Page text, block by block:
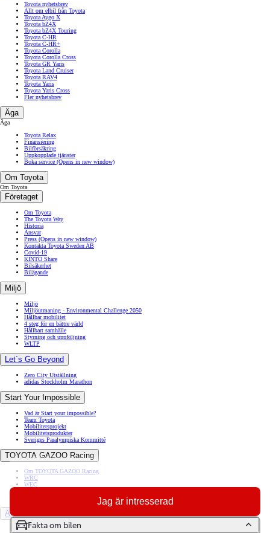
Jag är intresserad
Fakta om bilen
Toyota nyhetsbrev
Allt om elbil från Toyota
Toyota Aygo X
Toyota bZ4X
Toyota bZ4X Touring
Toyota C-HR
Toyota C-HR+
Toyota Corolla
Toyota Corolla Cross
Toyota GR Yaris
Toyota Land Cruiser
Toyota RAV4
Toyota Yaris
Toyota Yaris Cross
Fler nyhetsbrev
Äga
Äga
Toyota Relax
Finansiering
Bilförsäkring
Uppkopplade tjänster
Boka service (Opens in new window)
Om Toyota
Om Toyota
Företaget
Om Toyota
The Toyota Way
Historia
Ansvar
Press (Opens in new window)
Kontakta Toyota Sweden AB
Covid-19
KINTO Share
Bilsäkerhet
Bilägande
Miljö
Miljö
Miljöutmaning - Environmental Challenge 2050
Hållbar mobilitet
4 steg för en bättre värld
Hållbart samhälle
Styrning och uppföljning
WLTP
Let´s Go Beyond
Zero City Utställning
adidas Stockholm Marathon
Start Your Impossible
Vad är Start your impossible?
Team Toyota
Mobilitetsprojekt
Mobilitetsprodukter
Sveriges Paralympiska Kommitté
TOYOTA GAZOO Racing
Om TOYOTA GAZOO Racing
WRC
WEC
Äldre modeller
Toyota GR86